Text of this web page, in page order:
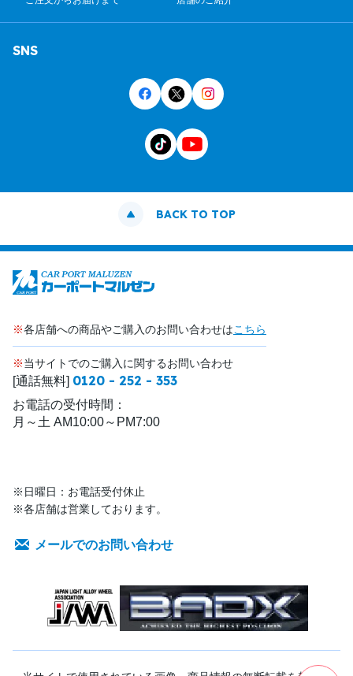
SNS
BACK TO TOP
※各店舗への商品やご購入のお問い合わせはこちら
※当サイトでのご購入に関するお問い合わせ
[通話無料] 0120 - 252 - 353
お電話の受付時間：
月～土 AM10:00～PM7:00
※日曜日：お電話受付休止
※各店舗は営業しております。
メールでのお問い合わせ